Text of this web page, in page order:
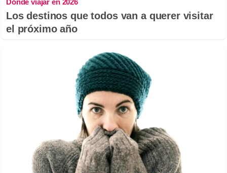
Dónde viajar en 2026
Los destinos que todos van a querer visitar
el próximo año